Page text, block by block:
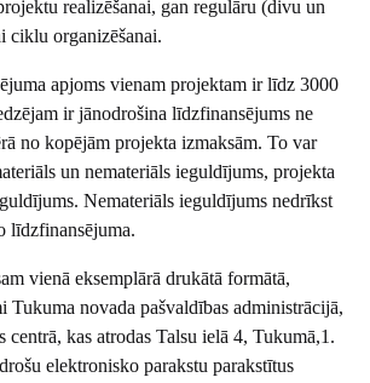
realizēšanai, gan regulāru (divu un
ciklu organizēšanai.
apjoms vienam projektam ir līdz 3000
ir jānodrošina līdzfinansējums ne
no kopējām projekta izmaksām. To var
un nemateriāls ieguldījums, projekta
Nemateriāls ieguldījums nedrīkst
līdzfinansējuma.
vienā eksemplārā drukātā formātā,
Tukuma novada pašvaldības administrācijā,
centrā, kas atrodas Talsu ielā 4, Tukumā,1.
elektronisko parakstu parakstītus